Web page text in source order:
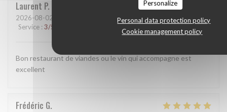
Personalize
Personal data protection policy
Cookie management policy
Laurent P
2026-08-02
Service : 3/5 Food:5/5 Value:3/5
Bon restaurant de viandes ou le vin qui accompagne est
excellent
Frédéric G